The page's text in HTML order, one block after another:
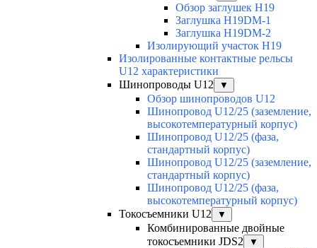
Обзор заглушек H19
Заглушка H19DM-1
Заглушка H19DM-2
Изолирующий участок H19
Изолированные контактные рельсы
U12 характеристики
Шинопроводы U12
▼
Обзор шинопроводов U12
Шинопровод U12/25 (заземление,
высокотемпературный корпус)
Шинопровод U12/25 (фаза,
стандартный корпус)
Шинопровод U12/25 (заземление,
стандартный корпус)
Шинопровод U12/25 (фаза,
высокотемпературный корпус)
Токосъемники U12
▼
Комбинированные двойные
токосъемники JDS2
▼